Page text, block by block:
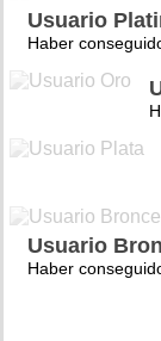
Usuario
Haber
Usuario
Haber